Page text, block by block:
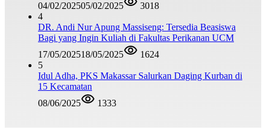
04/02/202505/02/2025
3018
4
DR. Andi Nur Apung Massiseng: Tersedia Beasiswa
Bagi yang Ingin Kuliah di Fakultas Perikanan UCM
17/05/202518/05/2025
1624
5
Idul Adha, PKS Makassar Salurkan Daging Kurban di
15 Kecamatan
08/06/2025
1333